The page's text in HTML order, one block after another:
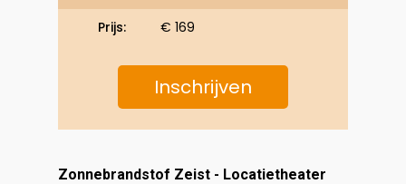
Prijs: € 169
Inschrijven
Zonnebrandstof Zeist - Locatietheater